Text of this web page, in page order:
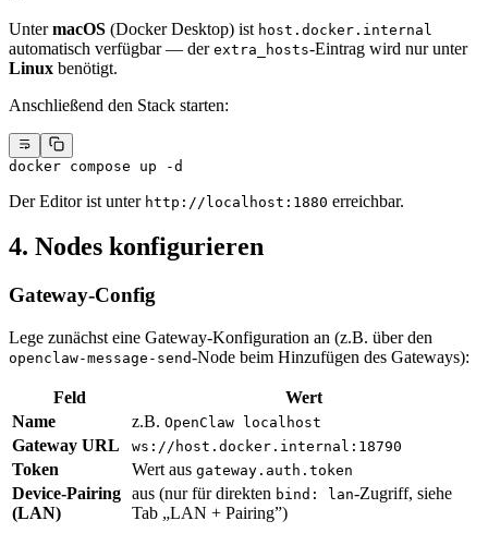
UntermacOS (Docker Desktop) ist host.docker.internal
automatisch verfügbar — der extra_hosts-Eintrag wird nur unter
Linux benötigt.
Anschließend den Stack starten:
docker compose up -d
Der Editor ist unter http://localhost:1880 erreichbar.
4. Nodes konfigurieren
Gateway-Config
Lege zunächst eine Gateway-Konfiguration an (z.B. über den
openclaw-message-send-Node beim Hinzufügen des Gateways):
Feld
Wert
Name
z.B. OpenClaw localhost
Gateway URL ws://host.docker.internal:18790
Token Wert aus gateway.auth.token
Device-Pairing
(LAN)
aus (nur für direkten bind: lan-Zugriff, siehe
Tab „LAN + Pairing”)